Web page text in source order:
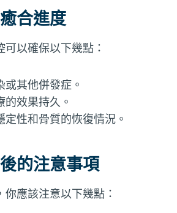
合進度
以確保以下幾點：
或其他併發症。
的效果持久。
定性和骨質的恢復情況。
的注意事項
應該注意以下幾點：